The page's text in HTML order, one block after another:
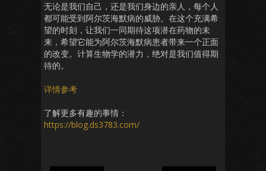
无论是我们自己，还是我们身边的亲人，每个人
都可能受到阿尔茨海默病的威胁。在这个充满希
望的时刻，让我们一同期待这项潜在药物的未
来，希望它能为阿尔茨海默病患者带来一个正面
的改变。计算生物学的潜力，绝对是我们值得期
待的。
详情参考
了解更多有趣的事情：
https://blog.ds3783.com/